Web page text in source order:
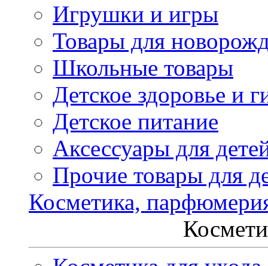
Игрушки и игры
Товары для
Школьные товары
Детское здоровье и
Детское питание
Аксессуары для
Прочие товары для
Косметика,